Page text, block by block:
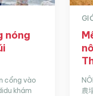
nóng
cổng vào
khám
農